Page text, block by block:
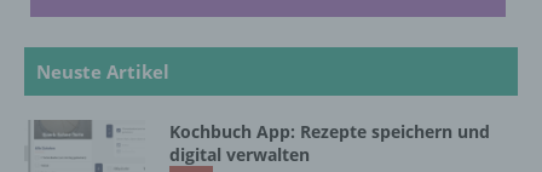
Neuste Artikel
Kochbuch App: Rezepte speichern und
digital verwalten
c) Verarbeitung
automatisierter Verfahren ausgeführte
Vorgang oder jede solche Vorgangsreihe im